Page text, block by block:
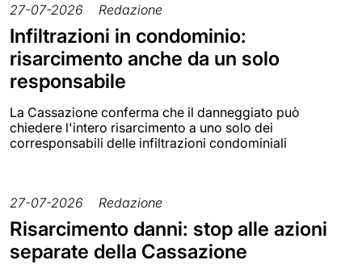
27-07-2026 Redazione
Infiltrazioni in condominio:
risarcimento anche da un solo
responsabile
La Cassazione conferma che il danneggiato può
chiedere l'intero risarcimento a uno solo dei
corresponsabili delle infiltrazioni condominiali
27-07-2026 Redazione
Risarcimento danni: stop alle azioni
separate della Cassazione